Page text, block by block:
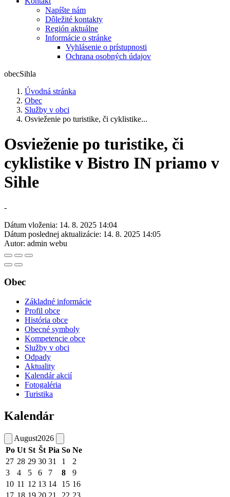
Napíšte nám
Dôležité kontakty
Región aktuálne
Informácie o stránke
Vyhlásenie o prístupnosti
Ochrana osobných údajov
obecSihla
Úvodná stránka
Obec
Služby v obci
Osvieženie po turistike, či cyklistike...
Osvieženie po turistike, či
cyklistike v Bistro IN priamo v
Sihle
-
Dátum vloženia: 14. 8. 2025 14:04
Dátum poslednej aktualizácie: 14. 8. 2025 14:05
Autor: admin webu
Obec
Základné informácie
Profil obce
História obce
Obecné symboly
Kompetencie obce
Služby v obci
Odpady
Aktuality
Kalendár akcií
Fotogaléria
Turistika
Kalendár
August2026
Po Ut St Št Pia So Ne
27 28 29 30 31 1
2
3
4 5 6 7 8
9
10 11 12 13 14 15 16